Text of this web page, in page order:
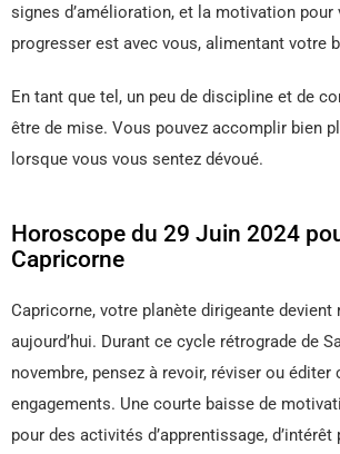
signes d’amélioration, et la motivation
progresser est avec vous, alimentant votre
En tant que tel, un peu de discipline et de
être de mise. Vous pouvez accomplir bien
lorsque vous vous sentez dévoué.
Horoscope du 29 Juin 2024
Capricorne
Capricorne, votre planète dirigeante devient
aujourd’hui. Durant ce cycle rétrograde de
novembre, pensez à revoir, réviser ou
engagements. Une courte baisse de
pour des activités d’apprentissage, d’intérêt